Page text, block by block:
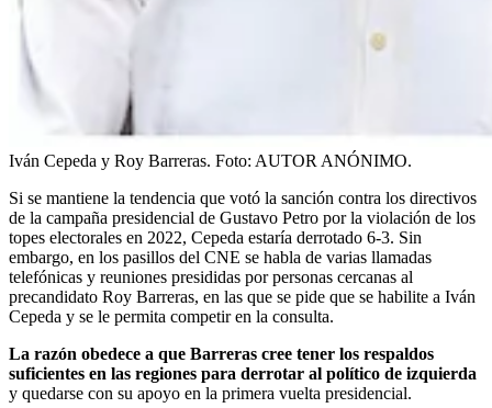
Iván Cepeda y Roy Barreras. Foto: AUTOR ANÓNIMO.
Si se mantiene la tendencia que votó la sanción contra los directivos
de la campaña presidencial de Gustavo Petro por la violación de los
topes electorales en 2022, Cepeda estaría derrotado 6-3. Sin
embargo, en los pasillos del CNE se habla de varias llamadas
telefónicas y reuniones presididas por personas cercanas al
precandidato Roy Barreras, en las que se pide que se habilite a Iván
Cepeda y se le permita competir en la consulta.
La razón obedece a que Barreras cree tener los respaldos
suficientes en las regiones para derrotar al político de izquierda
y quedarse con su apoyo en la primera vuelta presidencial.